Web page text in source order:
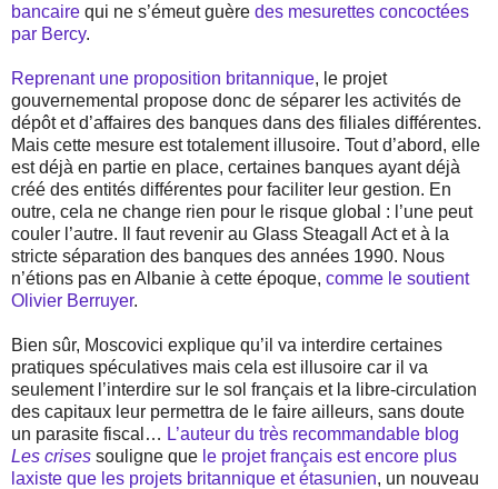
bancaire qui ne s’émeut guère des mesurettes concoctées
par Bercy.
Reprenant une proposition britannique, le projet
gouvernemental propose donc de séparer les activités de
dépôt et d’affaires des banques dans des filiales différentes.
Mais cette mesure est totalement illusoire. Tout d’abord, elle
est déjà en partie en place, certaines banques ayant déjà
créé des entités différentes pour faciliter leur gestion. En
outre, cela ne change rien pour le risque global : l’une peut
couler l’autre. Il faut revenir au Glass Steagall Act et à la
stricte séparation des banques des années 1990. Nous
n’étions pas en Albanie à cette époque, comme le soutient
Olivier Berruyer.
Bien sûr, Moscovici explique qu’il va interdire certaines
pratiques spéculatives mais cela est illusoire car il va
seulement l’interdire sur le sol français et la libre-circulation
des capitaux leur permettra de le faire ailleurs, sans doute
un parasite fiscal… L’auteur du très recommandable blog
Les crises souligne que le projet français est encore plus
laxiste que les projets britannique et étasunien, un nouveau